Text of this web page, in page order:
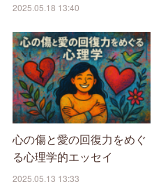
2025.05.18 13:40
心の傷と愛の回復力をめぐ
る心理学的エッセイ
2025.05.13 13:33